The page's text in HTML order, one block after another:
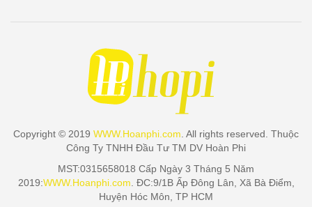
Copyright © 2019 WWW.Hoanphi.com . All rights reserved. Thuộc
Công Ty TNHH Đầu Tư TM DV Hoàn Phi
MST:0315658018 Cấp Ngày 3 Tháng 5 Năm
2019:WWW.Hoanphi.com . ĐC:9/1B Ấp Đông Lân, Xã Bà Điểm,
Huyện Hóc Môn, TP HCM